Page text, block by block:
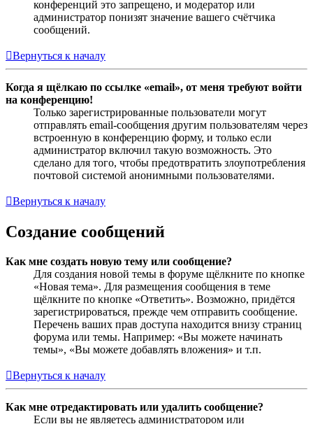
конференций это запрещено, и модератор или
администратор понизят значение вашего счётчика
сообщений.
Вернуться к началу
Когда я щёлкаю по ссылке «email», от меня требуют войти
на конференцию!
Только зарегистрированные пользователи могут
отправлять email-сообщения другим пользователям через
встроенную в конференцию форму, и только если
администратор включил такую возможность. Это
сделано для того, чтобы предотвратить злоупотребления
почтовой системой анонимными пользователями.
Вернуться к началу
Создание сообщений
Как мне создать новую тему или сообщение?
Для создания новой темы в форуме щёлкните по кнопке
«Новая тема». Для размещения сообщения в теме
щёлкните по кнопке «Ответить». Возможно, придётся
зарегистрироваться, прежде чем отправить сообщение.
Перечень ваших прав доступа находится внизу страниц
форума или темы. Например: «Вы можете начинать
темы», «Вы можете добавлять вложения» и т.п.
Вернуться к началу
Как мне отредактировать или удалить сообщение?
Если вы не являетесь администратором или